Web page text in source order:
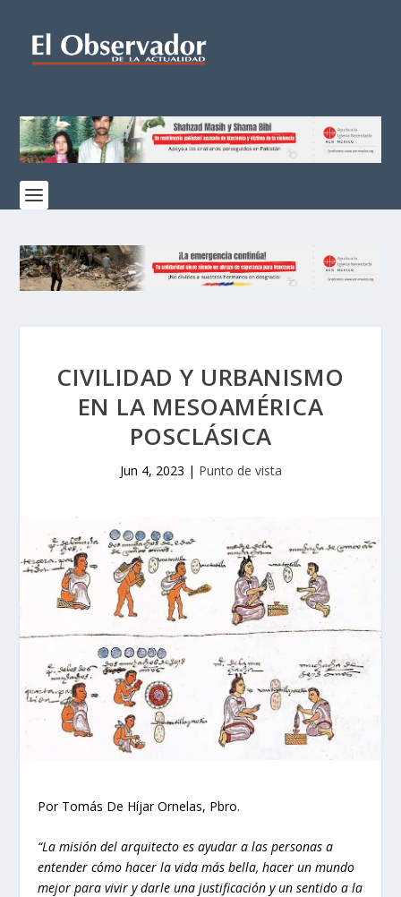
CIVILIDAD Y URBANISMO
EN LA MESOAMÉRICA
POSCLÁSICA
Jun 4, 2023 | Punto de vista
Por Tomás De Híjar Ornelas, Pbro.
“La misión del arquitecto es ayudar a las personas a
entender cómo hacer la vida más bella, hacer un mundo
mejor para vivir y darle una justificación y un sentido a la